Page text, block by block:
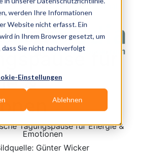
werden Ihre Informationen
Website nicht erfasst. Ein
in Ihrem Browser gesetzt, um
dass Sie nicht nachverfolgt
Einstellungen
Ablehnen
Special Themenspecial
für
&
Günter Wicker